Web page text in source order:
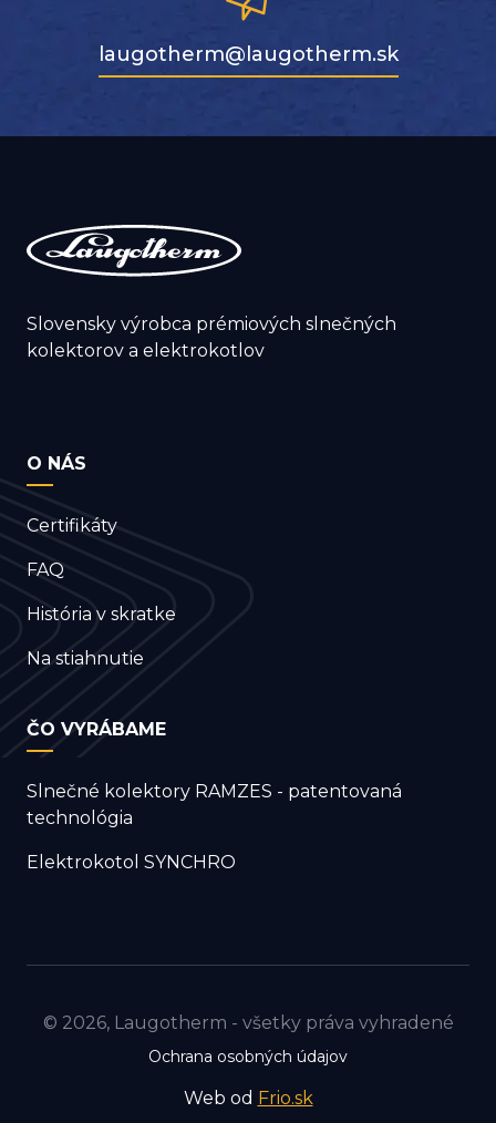
laugotherm@laugotherm.sk
Slovensky výrobca prémiových slnečných
kolektorov a elektrokotlov
O NÁS
Certifikáty
FAQ
História v skratke
Na stiahnutie
ČO VYRÁBAME
Slnečné kolektory RAMZES - patentovaná
technológia
Elektrokotol SYNCHRO
© 2026, Laugotherm - všetky práva vyhradené
Ochrana osobných údajov
Web od Frio.sk